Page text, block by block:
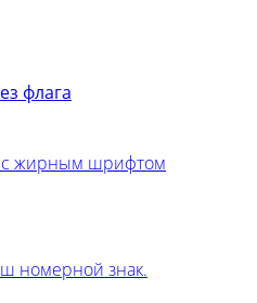
флага
номерной знак.